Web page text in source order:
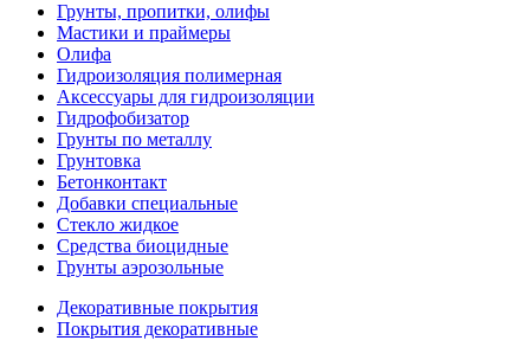
Грунты, пропитки, олифы
Мастики и праймеры
Олифа
Гидроизоляция полимерная
Аксессуары для гидроизоляции
Гидрофобизатор
Грунты по металлу
Грунтовка
Бетонконтакт
Добавки специальные
Стекло жидкое
Средства биоцидные
Грунты аэрозольные
Декоративные покрытия
Покрытия декоративные